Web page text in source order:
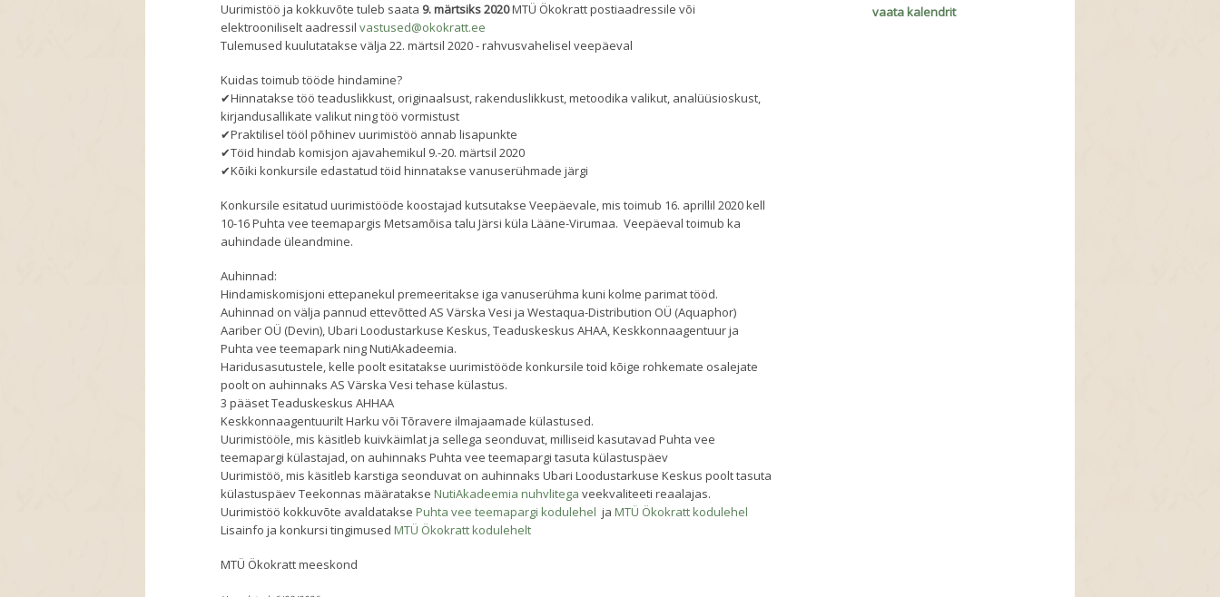
Uurimistöö ja kokkuvõte tuleb saata 9. märtsiks 2020MTÜ Ökokratt postiaadressile või
elektrooniliselt aadressilvastused@okokratt.ee
Tulemused kuulutatakse välja 22. märtsil 2020 - rahvusvahelisel veepäeval
Kuidas toimub tööde hindamine?
✔Hinnatakse töö teaduslikkust, originaalsust, rakenduslikkust, metoodika valikut, analüüsioskust,
kirjandusallikate valikut ning töö vormistust
✔Praktilisel tööl põhinev uurimistöö annab lisapunkte
✔Töid hindab komisjon ajavahemikul 9.-20. märtsil 2020
✔Kõiki konkursile edastatud töid hinnatakse vanuserühmade järgi
Konkursile esitatud uurimistööde koostajad kutsutakse Veepäevale, mis toimub 16. aprillil 2020 kell
10-16 Puhta vee teemapargis Metsamõisa talu Järsi küla Lääne-Virumaa. Veepäeval toimub ka
auhindade üleandmine.
Auhinnad:
Hindamiskomisjoni ettepanekul premeeritakse iga vanuserühma kuni kolme parimat tööd.
Auhinnad on välja pannud ettevõtted AS Värska Vesi ja Westaqua-Distribution OÜ (Aquaphor)
Aariber OÜ (Devin), Ubari Loodustarkuse Keskus, Teaduskeskus AHAA, Keskkonnaagentuur ja
Puhta vee teemapark ning NutiAkadeemia.
Haridusasutustele, kelle poolt esitatakse uurimistööde konkursile toid kõige rohkemate osalejate
poolt on auhinnaks AS Värska Vesi tehase külastus.
3 pääset Teaduskeskus AHHAA
Keskkonnaagentuurilt Harku või Tõravere ilmajaamade külastused.
Uurimistööle, mis käsitleb kuivkäimlat ja sellega seonduvat, milliseid kasutavad Puhta vee
teemapargi külastajad, on auhinnaks Puhta vee teemapargi tasuta külastuspäev
Uurimistöö, mis käsitleb karstiga seonduvat on auhinnaks Ubari Loodustarkuse Keskus poolt tasuta
külastuspäev Teekonnas määratakseNutiAkadeemia nuhvlitega veekvaliteeti reaalajas.
Uurimistöö kokkuvõte avaldataksePuhta vee teemapargi kodulehel jaMTÜ Ökokratt kodulehel
Lisainfo ja konkursi tingimusedMTÜ Ökokratt kodulehelt
MTÜ Ökokratt meeskond
vaata kalendrit